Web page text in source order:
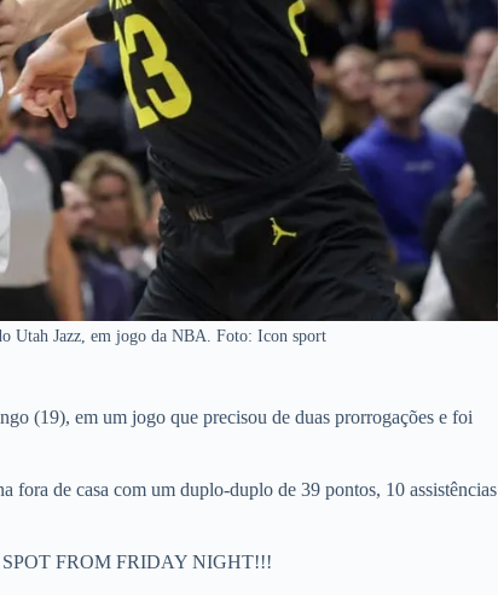
Utah Jazz, em jogo da NBA. Foto: Icon sport
(19), em um jogo que precisou de duas prorrogações e foi
de casa com um duplo-duplo de 39 pontos, 10 assistências
FROM FRIDAY NIGHT!!!